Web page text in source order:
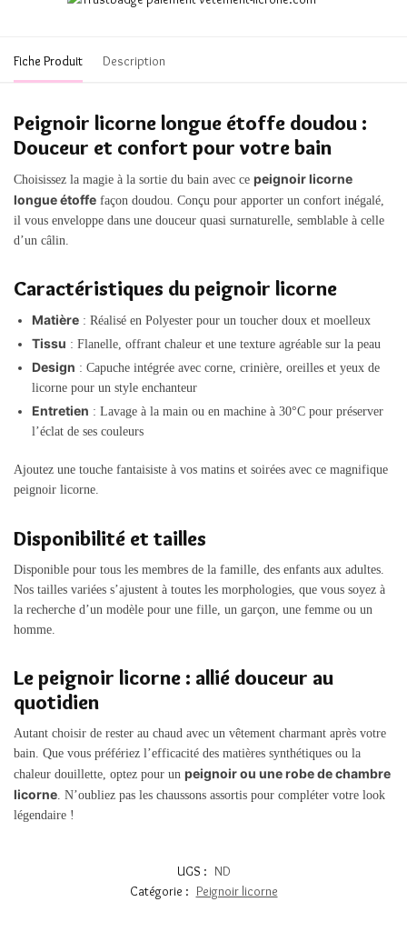
Fiche Produit Description
Peignoir licorne longue étoffe doudou :
Douceur et confort pour votre bain
Choisissez la magie à la sortie du bain avec ce peignoir licorne
longue étoffe façon doudou. Conçu pour apporter un confort inégalé,
il vous enveloppe dans une douceur quasi surnaturelle, semblable à celle
d’un câlin.
Caractéristiques du peignoir licorne
Matière : Réalisé en Polyester pour un toucher doux et moelleux
Tissu : Flanelle, offrant chaleur et une texture agréable sur la peau
Design : Capuche intégrée avec corne, crinière, oreilles et yeux de
licorne pour un style enchanteur
Entretien : Lavage à la main ou en machine à 30°C pour préserver
l’éclat de ses couleurs
Ajoutez une touche fantaisiste à vos matins et soirées avec ce magnifique
peignoir licorne.
Disponibilité et tailles
Disponible pour tous les membres de la famille, des enfants aux adultes.
Nos tailles variées s’ajustent à toutes les morphologies, que vous soyez à
la recherche d’un modèle pour une fille, un garçon, une femme ou un
homme.
Le peignoir licorne : allié douceur au
quotidien
Autant choisir de rester au chaud avec un vêtement charmant après votre
bain. Que vous préfériez l’efficacité des matières synthétiques ou la
chaleur douillette, optez pour un peignoir ou une robe de chambre
licorne . N’oubliez pas les chaussons assortis pour compléter votre look
légendaire !
UGS : ND
Catégorie : Peignoir licorne